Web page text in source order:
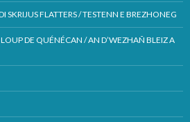
SKRIJUS FLATTERS / TESTENN E BREZHONEG
LOUP DE QUÉNÉCAN / AN D’WEZHAÑ BLEIZ A